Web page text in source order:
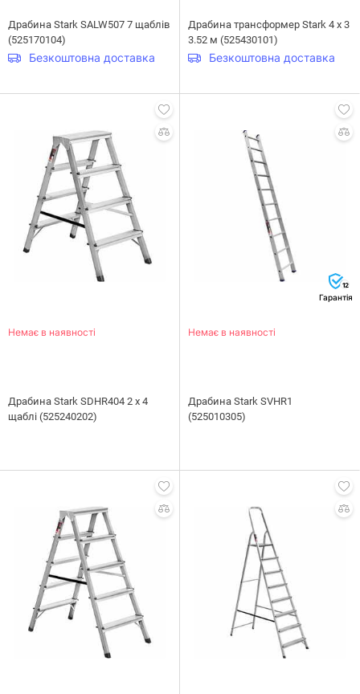
Драбина Stark SALW507 7 щаблів
(525170104)
Безкоштовна доставка
Драбина трансформер Stark 4 х 3
3.52 м (525430101)
Безкоштовна доставка
Немає в наявності
Драбина Stark SDHR404 2 х 4
щаблі (525240202)
12
Гарантія
Немає в наявності
Драбина Stark SVHR1
(525010305)